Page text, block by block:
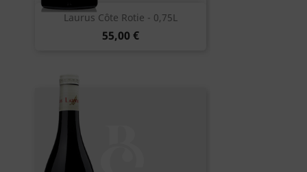
Laurus Côte Rotie - 0,75L
55,00 €